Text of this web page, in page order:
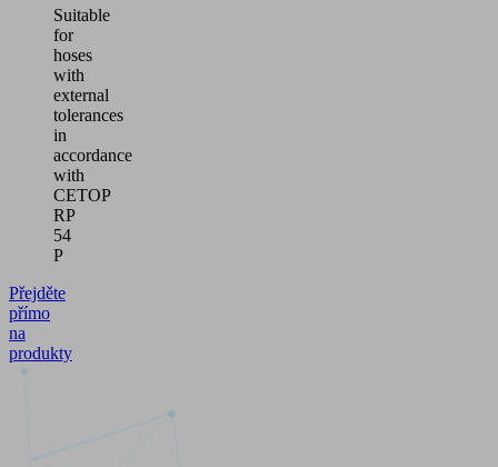
Suitable
for
hoses
with
external
tolerances
in
accordance
with
CETOP
RP
54
P
Přejděte
přímo
na
produkty